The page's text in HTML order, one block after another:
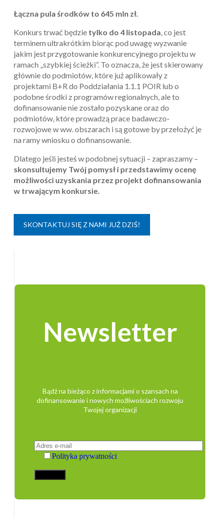
Łączna pula środków to 645 mln zł.
Konkurs trwać będzie tylko do 4 listopada , co jest
terminem ultrakrótkim biorąc pod uwagę wyzwanie
jakim jest przygotowanie konkurencyjnego projektu w
ramach „szybkiej ścieżki”. To oznacza, że jest skierowany
głównie do podmiotów, które już aplikowały z
projektami B+R do Poddziałania 1.1.1 POIR lub o
podobne środki z programów regionalnych, ale to
dofinansowanie nie zostało pozyskane oraz do
podmiotów, które prowadzą prace badawczo-
rozwojowe w ww. obszarach i są gotowe by przełożyć je
na ramy wniosku o dofinansowanie.
Dlatego jeśli jesteś w podobnej sytuacji – zapraszamy –
skonsultujemy Twój pomysł i przedstawimy ocenę
możliwości uzyskania przez projekt dofinansowania
w trwającym konkursie.
SKONTAKTUJ SIĘ Z NAMI JUŻ DZIŚ!
Newsletter
Bądź na bieżąco z informacjami o szansach na
dofinansowanie i nowych możliwościach rozwoju
Twojej organizacji
Polityka prywatności